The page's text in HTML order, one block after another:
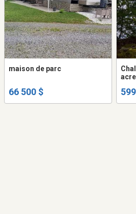
maison de parc
66 500 $